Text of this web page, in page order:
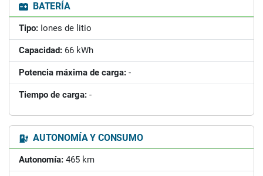
BATERÍA
Tipo: Iones de litio
Capacidad: 66 kWh
Potencia máxima de carga: -
Tiempo de carga: -
AUTONOMÍA Y CONSUMO
Autonomía: 465 km